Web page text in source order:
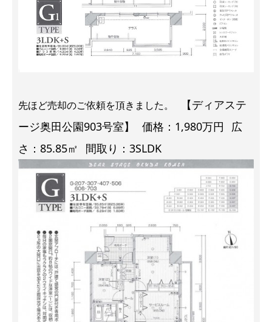
先ほど売却のご依頼を頂きました。
【ディアステ
ージ奥田公園903号室】
価格：1,980万円
広
さ：85.85㎡
間取り：3SLDK